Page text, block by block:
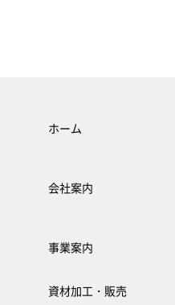
ホーム
会社案内
事業案内
資材加工・販売